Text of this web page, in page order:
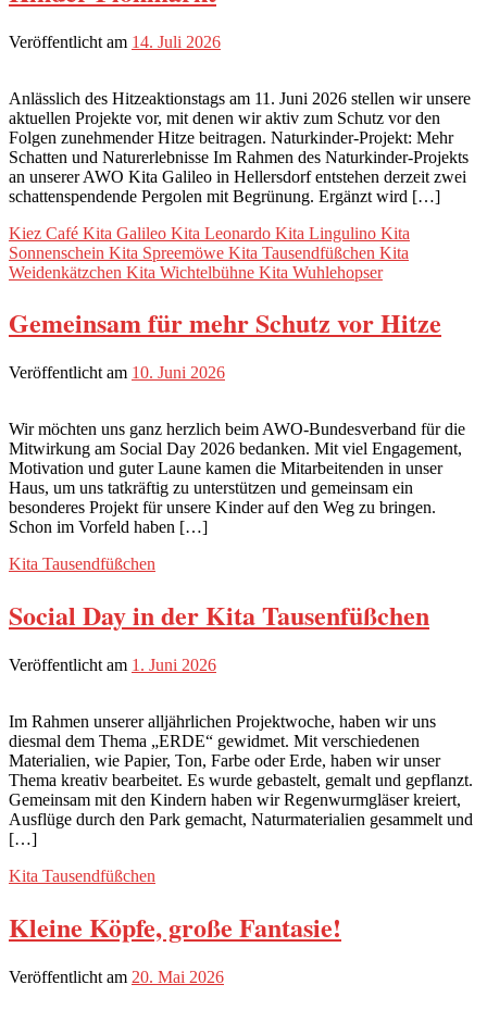
Veröffentlicht am 14. Juli 2026
Anlässlich des Hitzeaktionstags am 11. Juni 2026 stellen wir unsere
aktuellen Projekte vor, mit denen wir aktiv zum Schutz vor den
Folgen zunehmender Hitze beitragen. Naturkinder-Projekt: Mehr
Schatten und Naturerlebnisse Im Rahmen des Naturkinder-Projekts
an unserer AWO Kita Galileo in Hellersdorf entstehen derzeit zwei
schattenspendende Pergolen mit Begrünung. Ergänzt wird […]
Kiez Café Kita Galileo Kita Leonardo Kita Lingulino Kita
Sonnenschein Kita Spreemöwe Kita Tausendfüßchen Kita
Weidenkätzchen Kita Wichtelbühne Kita Wuhlehopser
Gemeinsam für mehr Schutz vor Hitze
Veröffentlicht am 10. Juni 2026
Wir möchten uns ganz herzlich beim AWO-Bundesverband für die
Mitwirkung am Social Day 2026 bedanken. Mit viel Engagement,
Motivation und guter Laune kamen die Mitarbeitenden in unser
Haus, um uns tatkräftig zu unterstützen und gemeinsam ein
besonderes Projekt für unsere Kinder auf den Weg zu bringen.
Schon im Vorfeld haben […]
Kita Tausendfüßchen
Social Day in der Kita Tausenfüßchen
Veröffentlicht am 1. Juni 2026
Im Rahmen unserer alljährlichen Projektwoche, haben wir uns
diesmal dem Thema „ERDE“ gewidmet. Mit verschiedenen
Materialien, wie Papier, Ton, Farbe oder Erde, haben wir unser
Thema kreativ bearbeitet. Es wurde gebastelt, gemalt und gepflanzt.
Gemeinsam mit den Kindern haben wir Regenwurmgläser kreiert,
Ausflüge durch den Park gemacht, Naturmaterialien gesammelt und
[…]
Kita Tausendfüßchen
Kleine Köpfe, große Fantasie!
Veröffentlicht am 20. Mai 2026